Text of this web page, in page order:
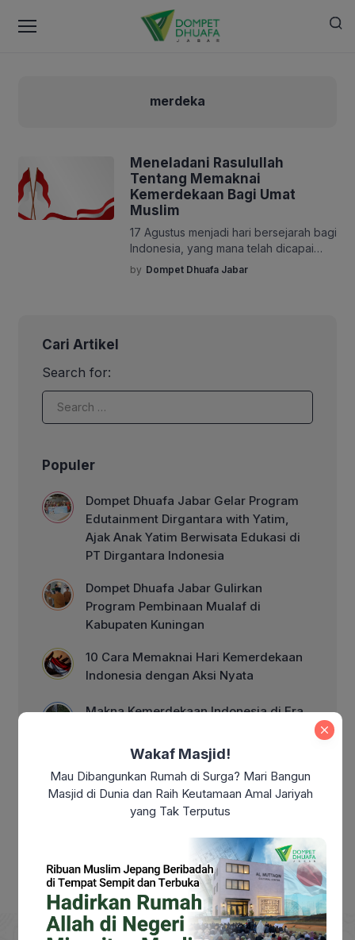
merdeka
Meneladani Rasulullah
Tentang Memaknai
Kemerdekaan Bagi Umat
Muslim
17 Agustus menjadi hari bersejarah bagi
Indonesia, yang mana telah dicapai
sebagai bentuk kemenangan dari
penindasan yang telah dilakukan
merupakan wilayah yang dikuasai
by Dompet Dhuafa Jabar
Cari Artikel
Search for:
Populer
Dompet Dhuafa Jabar Gelar Program
Edutainment Dirgantara with Yatim,
Ajak Anak Yatim Berwisata Edukasi di
PT Dirgantara Indonesia
Dompet Dhuafa Jabar Gulirkan
Program Pembinaan Mualaf di
Kabupaten Kuningan
10 Cara Memaknai Hari Kemerdekaan
Indonesia dengan Aksi Nyata
Makna Kemerdekaan Indonesia di Era
Merdeka?
Makna Maulid Nabi Muhammad SAW:
Meneladani Akhlak Rasulullah dalam
Kehidupan Sehari-hari
Wakaf Masjid!
Mau Dibangunkan Rumah di Surga? Mari Bangun
Masjid di Dunia dan Raih Keutamaan Amal Jariyah
yang Tak Terputus